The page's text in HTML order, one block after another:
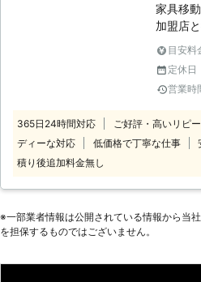
わなけ
えます
気軽に
からの
ており
家具移
加盟店
方にお
いたします。 コールセ
時間365
けてい
話ください。 コールセ
ッフが
ほしい
立がう
立110番を
目安料
定休日
営業時
365日24時間対応 ご好評・高いリピ
ディーな対応
低価格で丁寧な仕事
積り後追加料金無し
※⼀部業者情報は公開されている情報から当
を担保するものではございません。